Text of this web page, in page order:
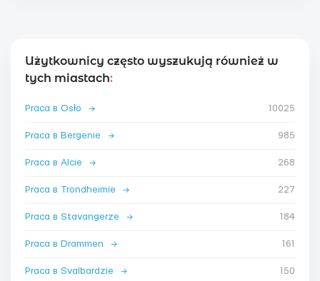
Użytkownicy często wyszukują również w
tych miastach:
Praca в Osło → 10025
Praca в Bergenie → 985
Praca в Alcie → 268
Praca в Trondheimie → 227
Praca в Stavangerze → 184
Praca в Drammen → 161
Praca в Svalbardzie → 150